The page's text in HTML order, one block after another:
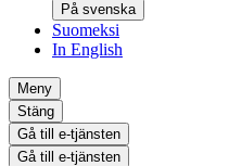
På svenska
Suomeksi
In English
Meny
Stäng
Gå till e-tjänsten
Gå till e-tjänsten